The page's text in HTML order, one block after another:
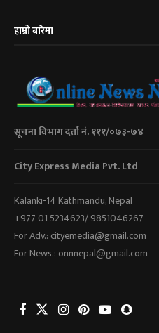
हाम्रो बारेमा
सूचना विभाग दर्ता नं. १११/०७३-७४
City Express Media Pvt. Ltd
Kalanki-14 Kathmandu, Nepal
+977 01 5234623/ 9851046267
For Adv.: cityemedia@gmail.com
For News.: onnnepal@gmail.com